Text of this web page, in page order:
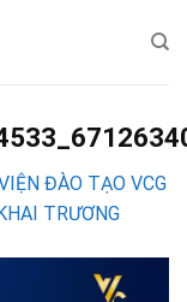
ĐÀO TẠO VCG
TRƯƠNG